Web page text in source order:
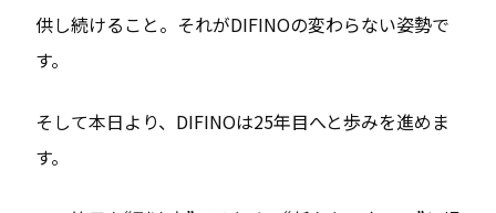
供し続けること。それがDIFINOの変わらない姿勢で
す。
そして本日より、DIFINOは25年目へと歩みを進めま
す。